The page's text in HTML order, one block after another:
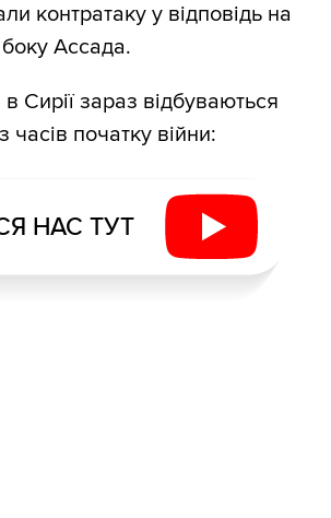
контратаку у відповідь на
Ассада.
в Сирії зараз відбуваються
часів початку війни:
НАС ТУТ